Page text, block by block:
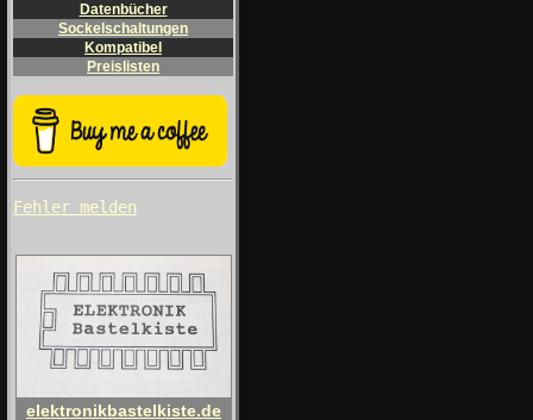
Datenbücher
Sockelschaltungen
Kompatibel
Preislisten
Fehler melden
elektronikbastelkiste.de